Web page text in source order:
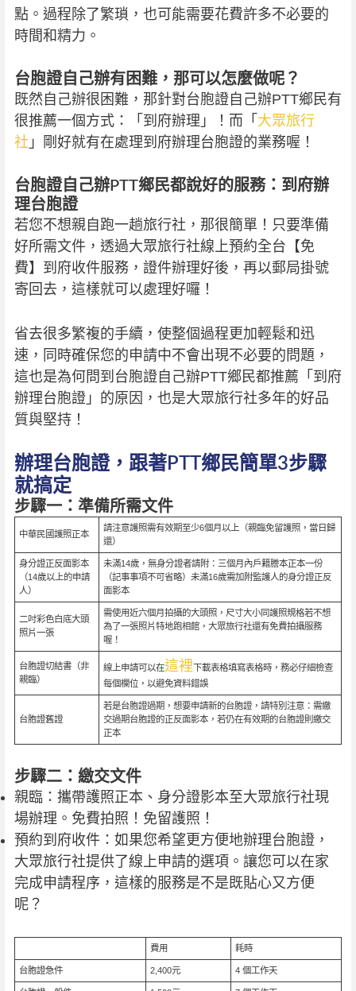
點。過程除了繁瑣，也可能需要花費許多不必要的
時間和精力。
台胞證自己辦有困難，那可以怎麼做呢？
既然自己辦很困難，那針對台胞證自己辦PTT鄉民有
很推薦一個方式：「到府辦理」！而「 大眾旅行
社 」剛好就有在處理到府辦理台胞證的業務喔！
台胞證自己辦PTT鄉民都說好的服務：到府辦
理台胞證
若您不想親自跑一趟旅行社，那很簡單！只要準備
好所需文件，透過大眾旅行社線上預約全台【免
費】到府收件服務，證件辦理好後，再以郵局掛號
寄回去，這樣就可以處理好囉！
省去很多繁複的手續，使整個過程更加輕鬆和迅
速，同時確保您的申請中不會出現不必要的問題，
這也是為何問到台胞證自己辦PTT鄉民都推薦「到府
辦理台胞證」的原因，也是大眾旅行社多年的好品
質與堅持！
辦理台胞證，跟著PTT鄉民簡單3步驟
就搞定
步驟一：準備所需文件
中華民國護照正本
請注意護照需有效期至少6個月以上（親臨免留護照，當日歸
還）
身分證正反面影本
（14歲以上的申請
人）
未滿14歲，無身分證者請附：三個月內戶籍謄本正本一份
（記事事項不可省略）未滿16歲需加附監護人的身分證正反
面影本
二吋彩色白底大頭
照片一張
需使用近六個月拍攝的大頭照，尺寸大小同護照規格若不想
為了一張照片特地跑相館，大眾旅行社還有免費拍攝服務
喔！
台胞證切結書（非
親臨）
線上申請可以在這裡 下載表格填寫表格時，務必仔細檢查
每個欄位，以避免資料錯誤
台胞證舊證
若是台胞證過期，想要申請新的台胞證，請特別注意：需繳
交過期台胞證的正反面影本，若仍在有效期的台胞證則繳交
正本
步驟二：繳交文件
親臨：攜帶護照正本、身分證影本至大眾旅行社現
場辦理。免費拍照！免留護照！
預約到府收件：如果您希望更方便地辦理台胞證，
大眾旅行社提供了線上申請的選項。讓您可以在家
完成申請程序，這樣的服務是不是既貼心又方便
呢？
費用 耗時
台胞證急件 2,400元 4 個工作天